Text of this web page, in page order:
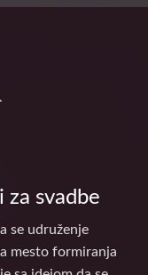
za svadbe
se udruženje
mesto formiranja